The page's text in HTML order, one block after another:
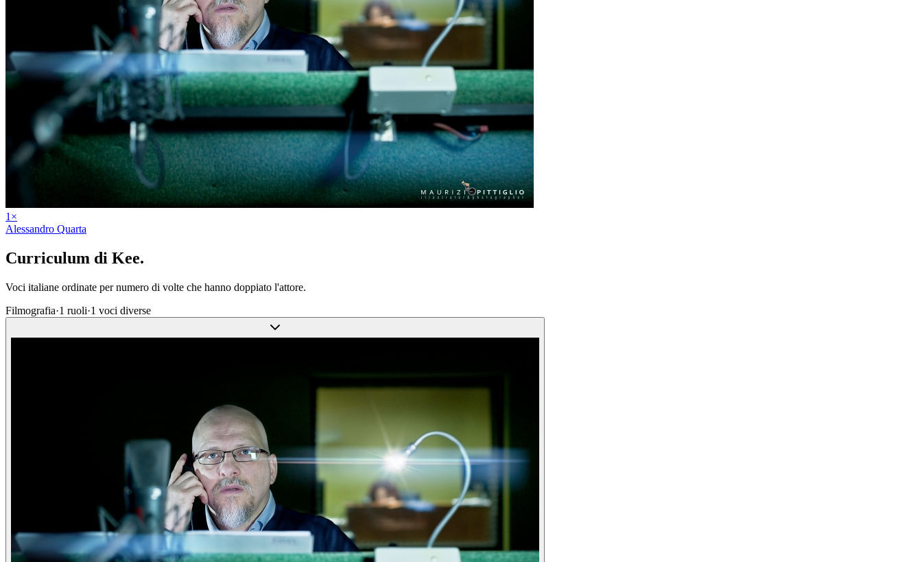
1 ×
Alessandro Quarta
Curriculum di Kee.
Voci italiane ordinate per numero di volte che hanno doppiato l'attore.
Filmografia·1 ruoli·1 voci diverse